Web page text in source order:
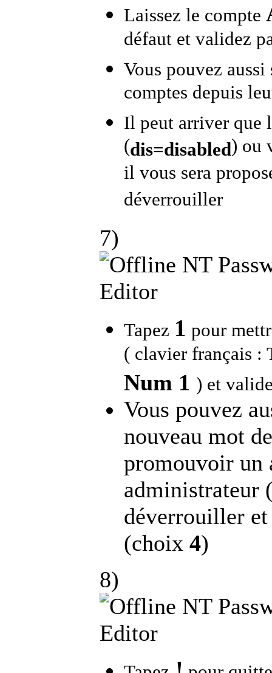
Laissez le compte
défaut et validez
Vous pouvez
comptes depuis
Il peut arriver que
(dis=disabled) ou
il vous sera
déverrouiller
7)
Tapez 1 pour
( clavier français :
Num 1 ) et
Vous pouvez
nouveau mot
promouvoir un
administrateur
déverrouiller
(choix 4)
8)